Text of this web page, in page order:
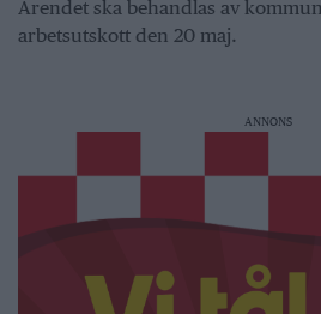
Ärendet ska behandlas av
arbetsutskott den 20 maj.
ANNONS